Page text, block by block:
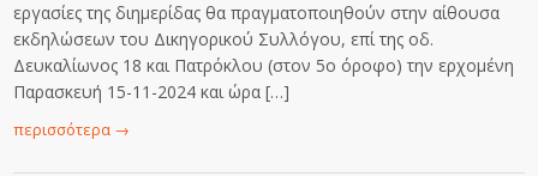
εργασίες της διημερίδας θα πραγματοποιηθούν στην αίθουσα
εκδηλώσεων του Δικηγορικού Συλλόγου, επί της οδ.
Δευκαλίωνος 18 και Πατρόκλου (στον 5ο όροφο) την ερχομένη
Παρασκευή 15-11-2024 και ώρα […]
περισσότερα →